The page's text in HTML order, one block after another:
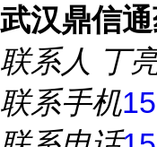
武汉鼎信
联系人 丁
联系手机